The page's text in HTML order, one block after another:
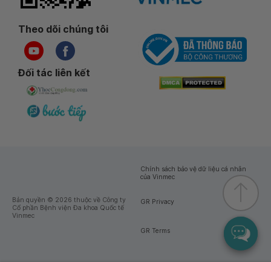
Theo dõi chúng tôi
Đối tác liên kết
Bản quyền © 2026 thuộc về Công ty
Cổ phần Bệnh viện Đa khoa Quốc tế
Vinmec
Chính sách bảo vệ dữ liệu cá nhân
của Vinmec
GR Privacy
GR Terms